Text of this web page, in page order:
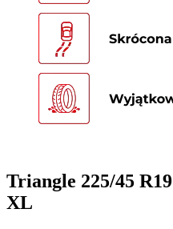
Triangle 225/45
XL